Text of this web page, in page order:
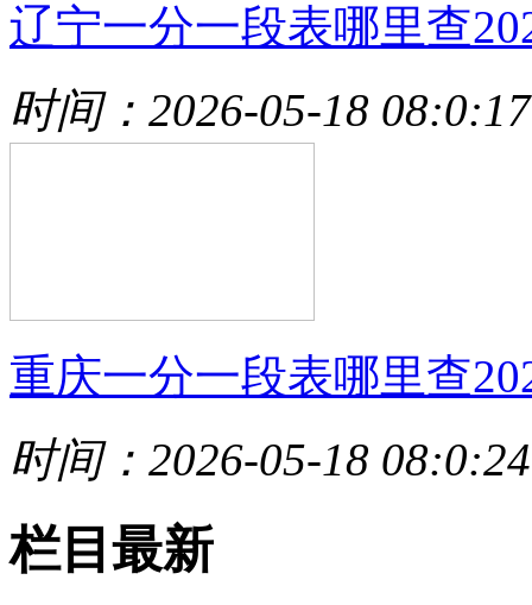
辽宁一分一段表哪里查
时间：2026-05-18 08:0:17
重庆一分一段表哪里查
时间：2026-05-18 08:0:24
栏目最新